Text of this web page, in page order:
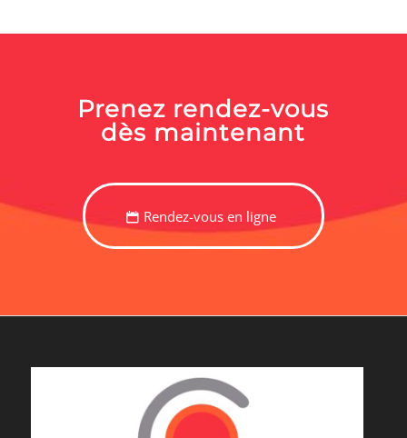
Prenez rendez-vous
dès maintenant
Rendez-vous en ligne